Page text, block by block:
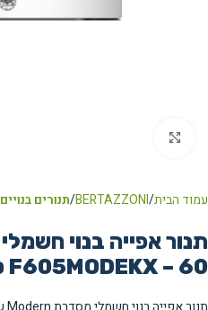
עמוד הבית BERTAZZONI תנורים בנויים Bertazzoni
F605MODEKX – 60 ס"מ 5 פונקציות